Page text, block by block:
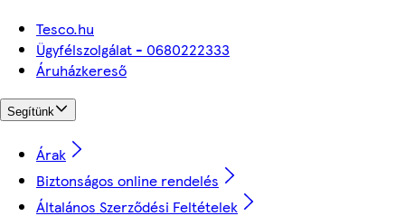
Tesco.hu
Ügyfélszolgálat - 0680222333
Áruházkereső
Segítünk
Árak
Biztonságos online rendelés
Általános Szerződési Feltételek